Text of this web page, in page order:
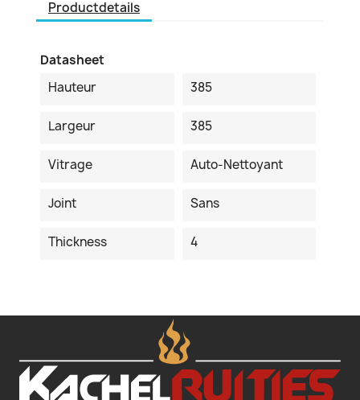
Productdetails
Datasheet
Hauteur
385
Largeur 385
Vitrage Auto-Nettoyant
Joint Sans
Thickness 4